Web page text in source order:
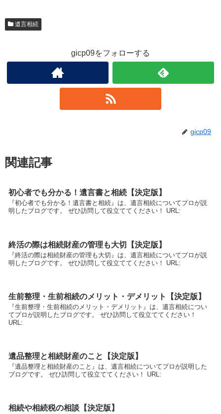
遺言相続
gicp09をフォローする
gicp09
関連記事
初心者でも分かる！遺言書と相続【決定版】
『初心者でも分かる！遺言書と相続』は、遺言相続についてプロが説
明したブログです。 ぜひ訪問して役立ててください！ URL:
終活の際は相続財産の管理も大切【決定版】
『終活の際は相続財産の管理も大切』は、遺言相続についてプロが説
明したブログです。 ぜひ訪問して役立ててください！ URL:
生前整理・生前相続のメリット・デメリット【決定版】
『生前整理・生前相続のメリット・デメリット』は、遺言相続につい
てプロが説明したブログです。 ぜひ訪問して役立ててください！
URL:
遺品整理と相続財産のこと【決定版】
『遺品整理と相続財産のこと』は、遺言相続についてプロが説明した
ブログです。 ぜひ訪問して役立ててください！ URL:
相続や相続税の相談【決定版】